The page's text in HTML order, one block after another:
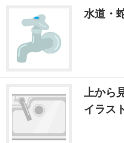
水道・
上から
イラス